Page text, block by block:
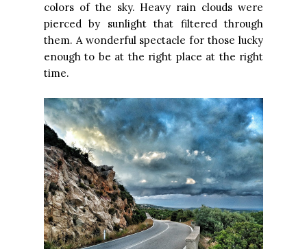
colors of the sky. Heavy rain clouds were
pierced by sunlight that filtered through
them. A wonderful spectacle for those lucky
enough to be at the right place at the right
time.